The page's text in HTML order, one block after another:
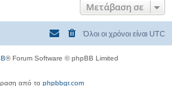
Μετάβαση σε
Όλοι οι χρόνοι είναι UTC
® Forum Software © phpBB Limited
από το phpbbgr.com